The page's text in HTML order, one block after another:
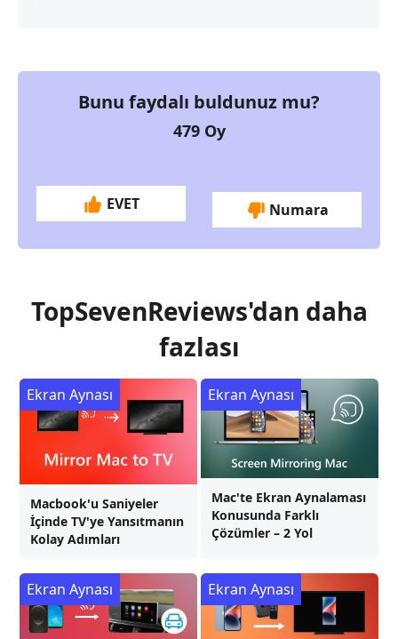
Bunu faydalı buldunuz mu?
479Oy
EVET Numara
TopSevenReviews'dan daha
fazlası
Macbook'u Saniyeler
İçinde TV'ye Yansıtmanın
Kolay Adımları
Ekran Aynası
Mac'te Ekran Aynalaması
Konusunda Farklı
Çözümler – 2 Yol
Ekran Aynası
Ekran Aynası Ekran Aynası